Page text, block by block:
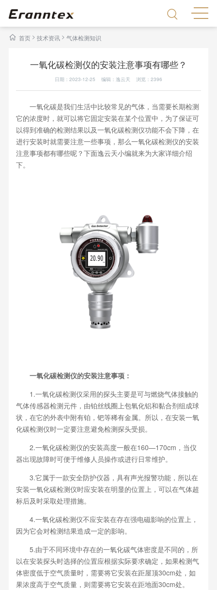
首页> 技术资讯 > 气体检测知识
一氧化碳检测仪的安装注意事项有哪些？
日期：2023-12-25 编辑：逸云天 浏览： 2396
一氧化碳是我们生活中比较常见的气体，当需要长期检测
它的浓度时，就可以将它固定安装在某个位置中，为了保证可
以得到准确的检测结果以及一氧化碳检测仪功能不会下降，在
进行安装时就需要注意一些事项，那么一氧化碳检测仪的安装
注意事项都有哪些呢？下面逸云天小编就来为大家详细介绍
下。
一氧化碳检测仪的安装注意事项：
1.一氧化碳检测仪采用的探头主要是可与燃烧气体接触的
气体传感器检测元件，由铂丝线圈上包氧化铝和黏合剂组成球
状，在它的外表中附有铂，钯等稀有金属。所以，在安装一氧
化碳检测仪时一定要注意避免检测探头受损。
2.一氧化碳检测仪的安装高度一般在160—170cm，当仪
器出现故障时可便于维修人员操作或进行日常维护。
3.它属于一款安全防护仪器，具有声光报警功能，所以在
安装一氧化碳检测仪时应安装在明显的位置上，可以在气体超
标后及时采取处理措施。
4.一氧化碳检测仪不应安装在存在强电磁影响的位置上，
因为它会对检测结果造成一定的影响。
5.由于不同环境中存在的一氧化碳气体密度是不同的，所
以在安装探头时选择的位置应根据实际要求确定，如果检测气
体密度低于空气质量时，需要将它安装在距屋顶30cm处，如
果浓度高于空气质量，则需要将它安装在距地面30cm处。